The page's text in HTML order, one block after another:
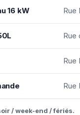
16 kW Rue
Rue
Rue
Rue
/ week-end / fériés.